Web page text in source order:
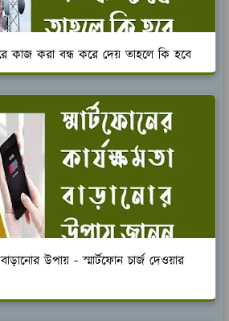
কাজ করা বন্ধ করে দেয় তাহলে কি হবে
বাড়ানোর উপায় - স্মার্টফোন চার্জ দেওয়ার